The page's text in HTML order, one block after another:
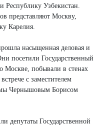
Республику Узбекистан.
представляют Москву,
Карелия.
насыщенная деловая и
посетили Государственный
Москве, побывали в стенах
с заместителем
Чернышовым Борисом
депутаты Государственной